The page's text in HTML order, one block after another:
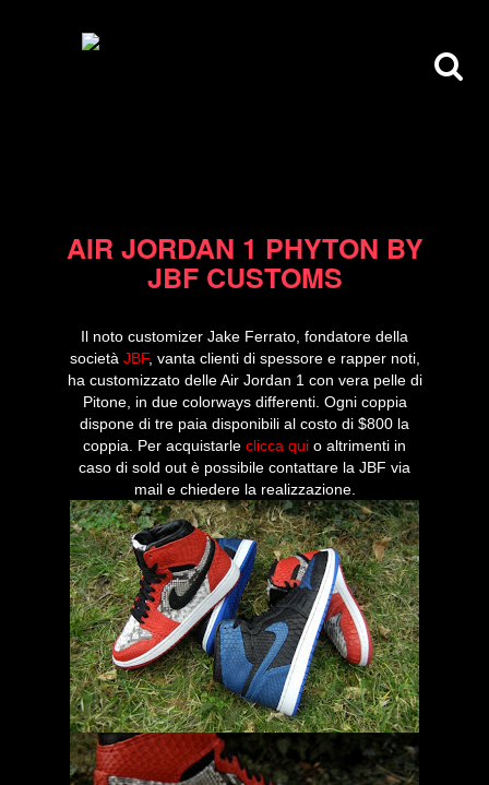
AIR JORDAN 1 PHYTON BY
JBF CUSTOMS
Il noto customizer Jake Ferrato, fondatore della
società JBF, vanta clienti di spessore e rapper noti,
ha customizzato delle Air Jordan 1 con vera pelle di
Pitone, in due colorways differenti. Ogni coppia
dispone di tre paia disponibili al costo di $800 la
coppia. Per acquistarle clicca qui o altrimenti in
caso di sold out è possibile contattare la JBF via
mail e chiedere la realizzazione.